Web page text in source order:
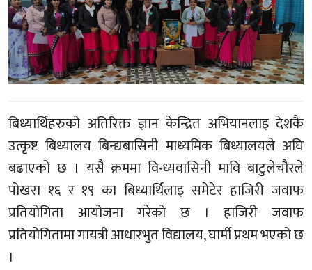
बिध्यार्थिहरुको अतिरिक्त ज्ञान केन्द्रित अभियानलाइ देशकै
उत्कृष्ट बिध्यालय बिन्द्यबासिनी माध्यमिक बिध्यालयले अघि
बढाएको छ । यसै क्रममा विन्ध्यवासिनी मावि बाटुलेचौरले
पोखरा १६ र १९ का बिध्यार्थिलाइ समेटेर हाजिरी जवाफ
प्रतियोगिता आयोजना गरेको छ । हाजिरी जवाफ
प्रतियोगितामा गायत्री आधारभुत विद्यालय, घार्मी प्रथम भएको छ
।